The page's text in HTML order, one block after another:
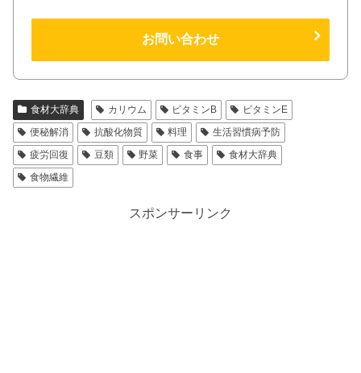
お問い合わせ
食材大辞典 カリウム ビタミンB
ビタミンE
便秘解消
抗酸化物質 料理
生活習慣病予防
疲労回復
豆類 野菜 食事
食材大辞典
食物繊維
スポンサーリンク